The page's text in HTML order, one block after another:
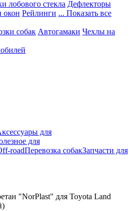
лобового стекла Дефлекторы
окон Рейлинги ... Показать все
собак Автогамаки Чехлы на
для
для
roadПеревозка собакЗапчасти для
"NorPlast" для Toyota Land